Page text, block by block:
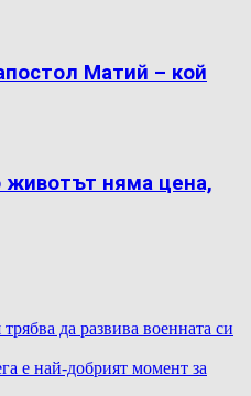
Матий – кой
животът няма цена,
да развива военната си
е най-добрият момент за